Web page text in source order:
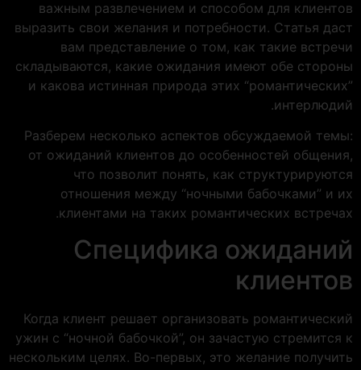
важным развлечением и способом для клиентов
выразить свои желания и потребности. Статья даст
вам представление о том, как такие встречи
складываются, какие ожидания имеют обе стороны
и какова истинная природа этих “романтических”
интерлюдий.
Разберем несколько аспектов обсуждаемой темы:
от ожиданий клиентов до особенностей общения,
что позволит понять, как структурируются
отношения между “ночными бабочками” и их
клиентами на таких романтических встречах.
Специфика ожиданий
клиентов
Когда клиент решает организовать романтический
ужин с “ночной бабочкой”, он зачастую стремится к
нескольким целях. Во-первых, это желание получить